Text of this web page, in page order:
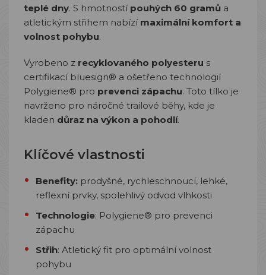
teplé dny. S hmotností pouhých 60 gramů a
atletickým střihem nabízí maximální komfort a
volnost pohybu.
Vyrobeno z recyklovaného polyesteru s
certifikací bluesign® a ošetřeno technologií
Polygiene® pro prevenci zápachu. Toto tílko je
navrženo pro náročné trailové běhy, kde je
kladen důraz na výkon a pohodlí.
Klíčové vlastnosti
Benefity: prodyšné, rychleschnoucí, lehké,
reflexní prvky, spolehlivý odvod vlhkosti
Technologie: Polygiene® pro prevenci
zápachu
Střih: Atletický fit pro optimální volnost
pohybu